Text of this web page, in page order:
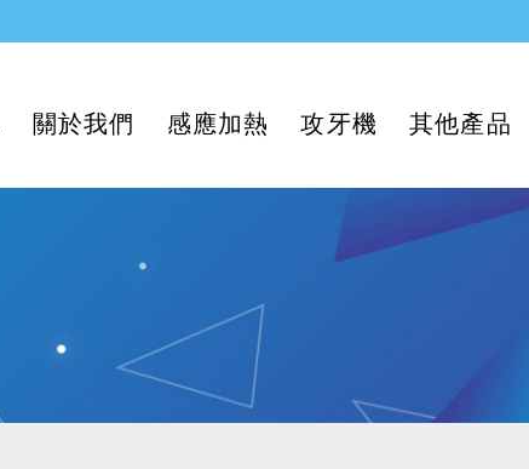
關於我們 感應加熱 攻牙機 其他產品